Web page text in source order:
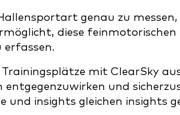
genau zu
diese
erfassen.
Trainingsplätze mit ClearSky
entgegenzuwirken und
und insights gleichen insights